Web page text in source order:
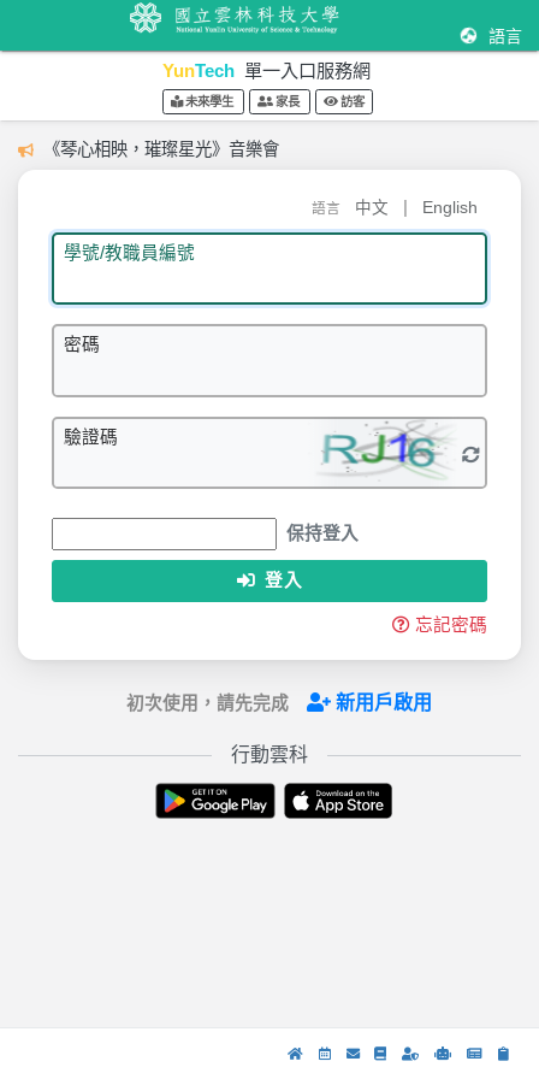
語言
YunTech 單一入口服務網
未來學生 家長 訪客
《琴心相映，璀璨星光》音樂會
語言 中文 English
學號/教職員編號
密碼
驗證碼
保持登入
登入
忘記密碼
初次使用，請先完成 新用戶啟用
行動雲科